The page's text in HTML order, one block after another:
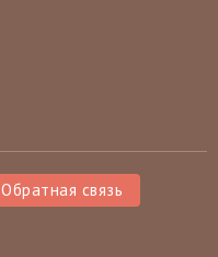
Обратная связь